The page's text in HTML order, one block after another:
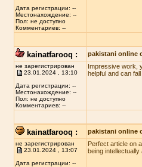
Дата регистрации: --
Местонахождение: --
Пол: не доступно
Комментариев: --
kainatfarooq : pakistani online
не зарегистрирован
23.01.2024 , 13:10
Дата регистрации: --
Местонахождение: --
Пол: не доступно
Комментариев: --
Impressive work,
helpful and can
kainatfarooq : pakistani online
не зарегистрирован
23.01.2024 , 13:07
Дата регистрации: --
Perfect article on
being